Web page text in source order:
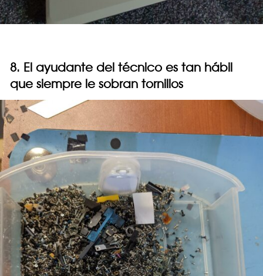
8. El ayudante del técnico es tan hábil
que siempre le sobran tornillos